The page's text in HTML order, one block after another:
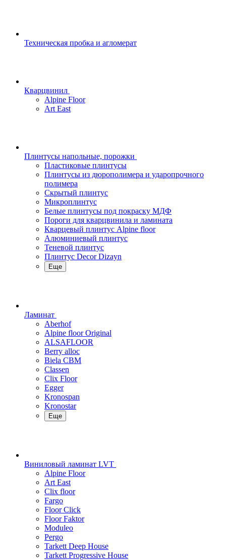
Техническая пробка и агломерат
Кварцвинил
Alpine Floor
Art East
Плинтусы напольные, порожки
Пластиковые плинтусы
Плинтусы из дюрополимера и ударопрочного
полимера
Скрытый плинтус
Микроплинтус
Белые плинтусы под покраску МДФ
Пороги для кварцвинила и ламината
Кварцевый плинтус Alpine floor
Алюминиевый плинтус
Теневой плинтус
Плинтус Decor Dizayn
Еще
Ламинат
Aberhof
Alpine floor Original
ALSAFLOOR
Berry alloc
Biela CBM
Classen
Clix Floor
Egger
Kronospan
Kronostar
Еще
Виниловый ламинат LVT
Alpine Floor
Art East
Clix floor
Fargo
Floor Click
Floor Faktor
Moduleo
Pergo
Tarkett Deep House
Tarkett Progressive House